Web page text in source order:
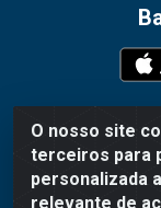
O nosso site
terceiros para
personalizada
relevante de
WR
Grogotó -